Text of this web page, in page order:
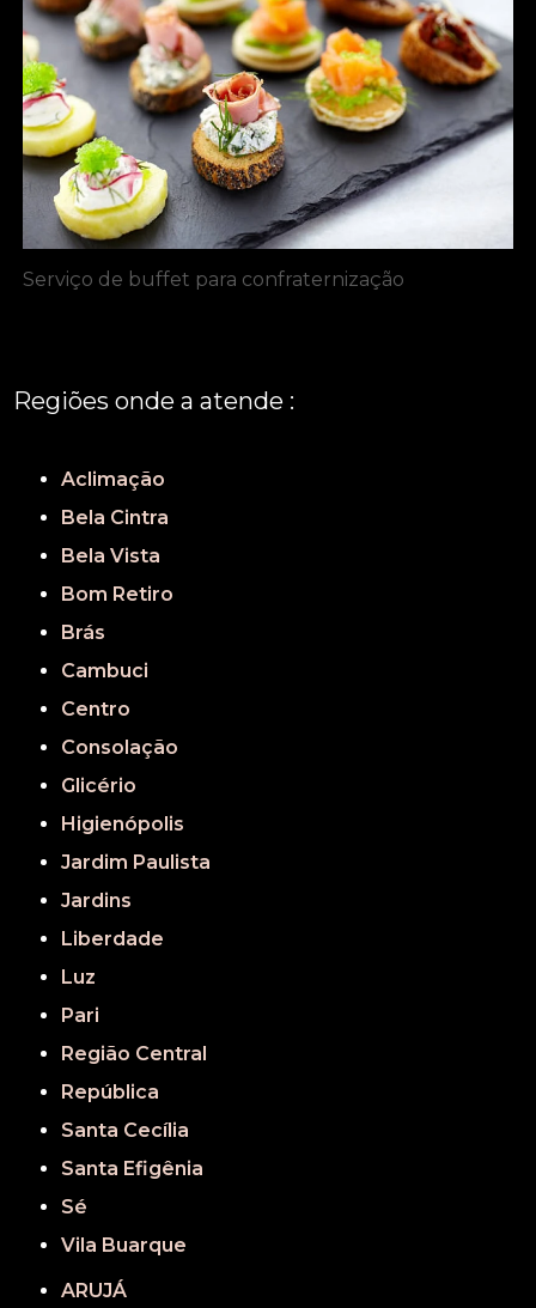
Serviço de buffet para confraternização
Regiões onde a atende :
Aclimação
Bela Cintra
Bela Vista
Bom Retiro
Brás
Cambuci
Centro
Consolação
Glicério
Higienópolis
Jardim Paulista
Jardins
Liberdade
Luz
Pari
Região Central
República
Santa Cecília
Santa Efigênia
Sé
Vila Buarque
ARUJÁ